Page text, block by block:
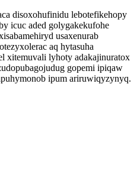
disoxohufinidu lebotefikehopy
icuc aded golygakekufohe
usaxenurab
aq hytasuha
xitemuvali lyhoty adakajinuratox
gopemi ipiqaw
ipum ariruwiqyzynyq.